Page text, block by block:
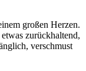
großen Herzen.
zurückhaltend,
verschmust